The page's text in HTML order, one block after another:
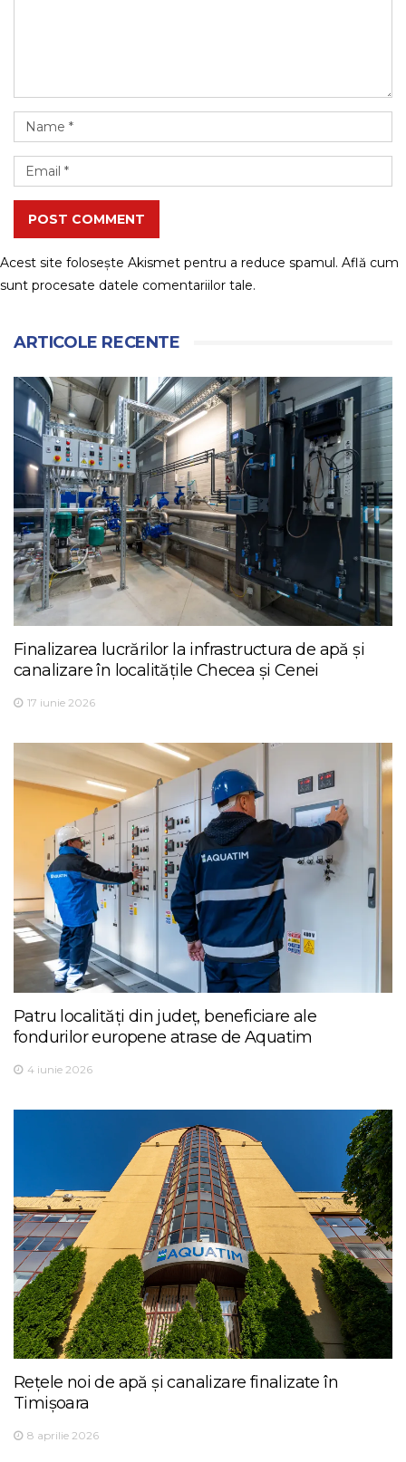
POST COMMENT
Acest site folosește Akismet pentru a reduce spamul. Află cum
sunt procesate datele comentariilor tale.
ARTICOLE RECENTE
Finalizarea lucrărilor la infrastructura de apă și
canalizare în localitățile Checea și Cenei
17 iunie 2026
Patru localități din județ, beneficiare ale
fondurilor europene atrase de Aquatim
4 iunie 2026
Rețele noi de apă și canalizare finalizate în
Timișoara
8 aprilie 2026